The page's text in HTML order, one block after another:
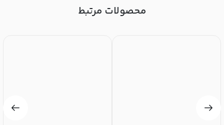
محصولات مرتبط